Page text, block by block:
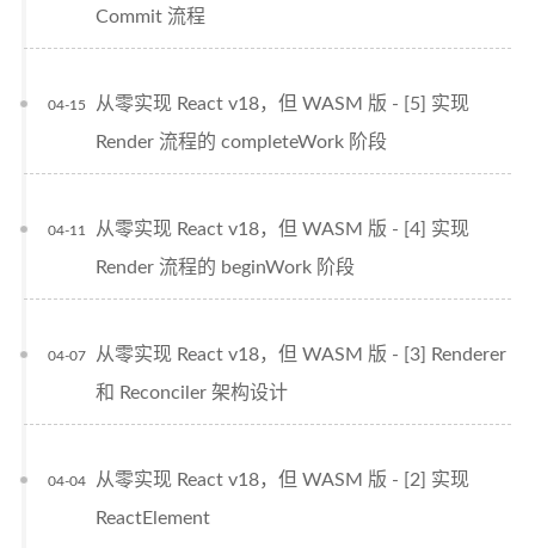
Commit 流程
从零实现 React v18，但 WASM 版 - [5] 实现
Render 流程的 completeWork 阶段
04-15
从零实现 React v18，但 WASM 版 - [4] 实现
Render 流程的 beginWork 阶段
04-11
从零实现 React v18，但 WASM 版 - [3] Renderer
和 Reconciler 架构设计
04-07
从零实现 React v18，但 WASM 版 - [2] 实现
ReactElement
04-04